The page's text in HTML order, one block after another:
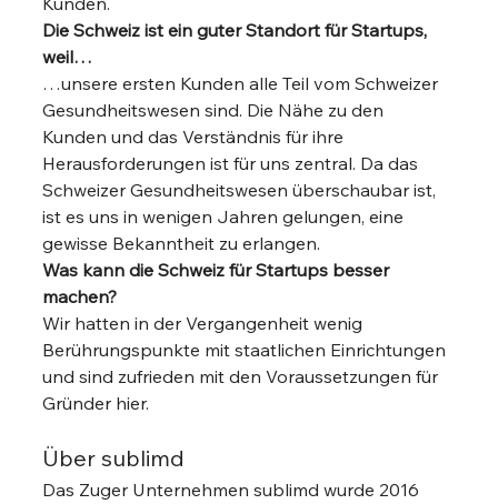
Die Schweiz ist ein guter Standort für Startups,
weil…
…unsere ersten Kunden alle Teil vom Schweizer
Gesundheitswesen sind. Die Nähe zu den
Kunden und das Verständnis für ihre
Herausforderungen ist für uns zentral. Da das
Schweizer Gesundheitswesen überschaubar ist,
ist es uns in wenigen Jahren gelungen, eine
gewisse Bekanntheit zu erlangen.
Was kann die Schweiz für Startups besser
machen?
Wir hatten in der Vergangenheit wenig
Berührungspunkte mit staatlichen Einrichtungen
und sind zufrieden mit den Voraussetzungen für
Gründer hier.
Über sublimd
Das Zuger Unternehmen sublimd wurde 2016